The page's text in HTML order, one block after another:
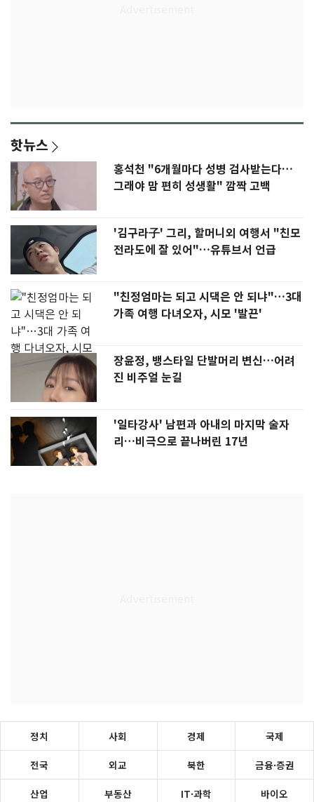
핫뉴스
홍석천 "6개월마다 성병 검사받는다…
그래야 맘 편히 성생활" 깜짝 고백
'김구라子' 그리, 할머니외 여행서 "친모
전라도에 잘 있어"…유튜브서 언급
"친정엄마는 되고 시댁은 안 되냐"…3대
가족 여행 다녀오자, 시모 '발끈'
장윤정, 뱅스타일 단발머리 변신…어려
진 비주얼 눈길
'일타강사' 남편과 아내의 마지막 술자
리…비극으로 끝나버린 17년
정치 사회 경제 국제
전국 외교 북한 금융·증권
산업 부동산 IT·과학 바이오